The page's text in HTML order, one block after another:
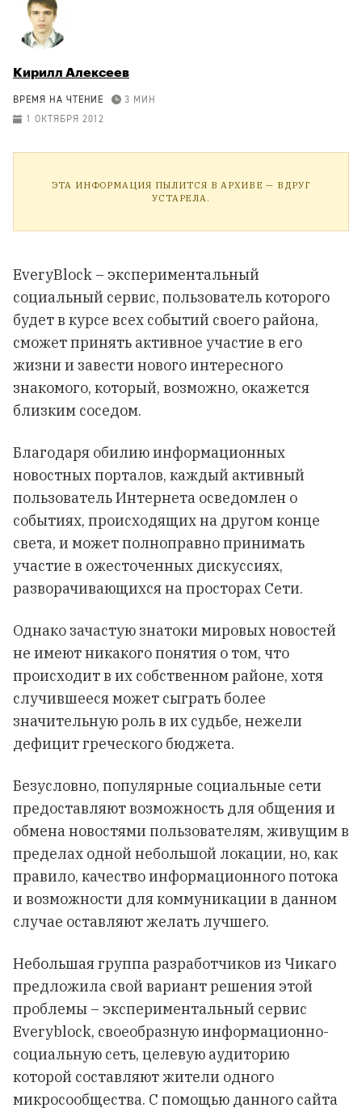
Кирилл Алексеев
ВРЕМЯ НА ЧТЕНИЕ
3 МИН
1 ОКТЯБРЯ 2012
ЭТА ИНФОРМАЦИЯ ПЫЛИТСЯ В АРХИВЕ — ВДРУГ
УСТАРЕЛА.
EveryBlock – экспериментальный
социальный сервис, пользователь которого
будет в курсе всех событий своего района,
сможет принять активное участие в его
жизни и завести нового интересного
знакомого, который, возможно, окажется
близким соседом.
Благодаря обилию информационных
новостных порталов, каждый активный
пользователь Интернета осведомлен о
событиях, происходящих на другом конце
света, и может полноправно принимать
участие в ожесточенных дискуссиях,
разворачивающихся на просторах Сети.
Однако зачастую знатоки мировых новостей
не имеют никакого понятия о том, что
происходит в их собственном районе, хотя
случившееся может сыграть более
значительную роль в их судьбе, нежели
дефицит греческого бюджета.
Безусловно, популярные социальные сети
предоставляют возможность для общения и
обмена новостями пользователям, живущим в
пределах одной небольшой локации, но, как
правило, качество информационного потока
и возможности для коммуникации в данном
случае оставляют желать лучшего.
Небольшая группа разработчиков из Чикаго
предложила свой вариант решения этой
проблемы – экспериментальный сервис
Everyblock, своеобразную информационно-
социальную сеть, целевую аудиторию
которой составляют жители одного
микросообщества. С помощью данного сайта